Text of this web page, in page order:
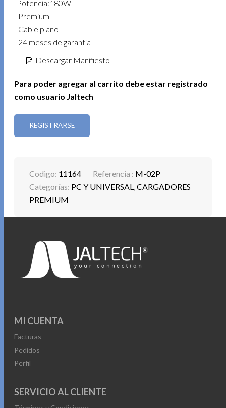
-Potencia:180W
- Premium
- Cable plano
- 24 meses de garantía
Descargar Manifiesto
Para poder agregar al carrito debe estar registrado
como usuario Jaltech
REGISTRARSE
Codigo: 11164 Referencia : M-02P
Categorías: PC Y UNIVERSAL,CARGADORES
PREMIUM
MI CUENTA
Facturas
Pedidos
Perfil
SERVICIO AL CLIENTE